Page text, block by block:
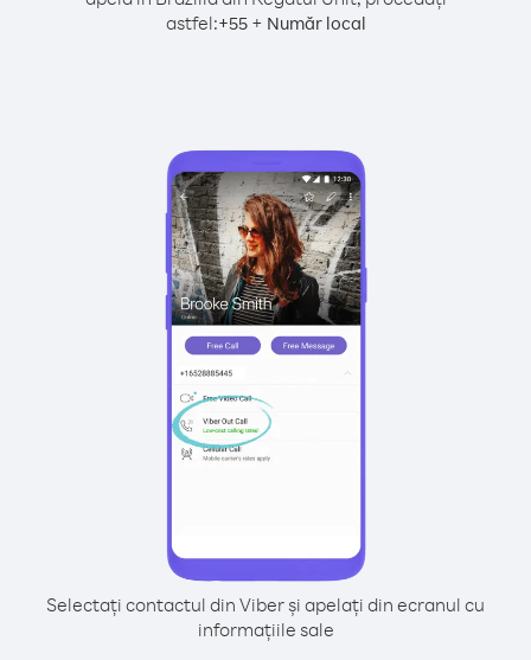
astfel:+55+ Număr local
Selectați contactul din Viber și apelați din ecranul cu
informațiile sale